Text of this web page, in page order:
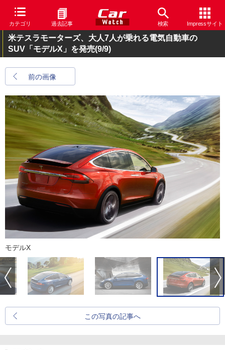
カテゴリ 過去記事 検索 Impressサイト
米テスラモーターズ、大人7人が乗れる電気自動車の
SUV「モデルX」を発売(9/9)
前の画像
モデルX
この写真の記事へ